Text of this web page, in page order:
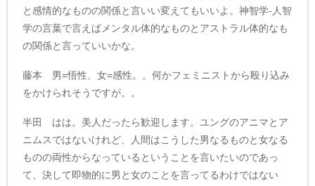
と感情的なものの関係と言いい変えてもいいよ。神智学-人智
学の言葉で言えばメンタル体的なものとアストラル体的なも
の関係と言っていいかな。
藤本 男=悟性、女=感性。。何かフェミニストから殴り込み
をかけられそうですが。。
半田 はは。美人だったら歓迎します。ユングのアニマとア
ニムスではないけれど、人間はこうした男なるものと女なる
ものの両性からなっているということを言いたいのであっ
て、決して即物的に男と女のことを言ってるわけではない